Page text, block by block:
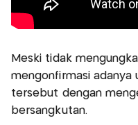
Meski tidak
mengonfirmasi
tersebut dengan
bersangkutan.